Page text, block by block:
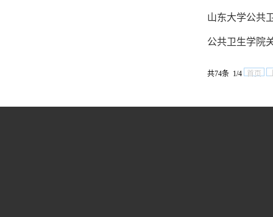
山东大学公共
公共卫生学院
共74条 1/4 首页